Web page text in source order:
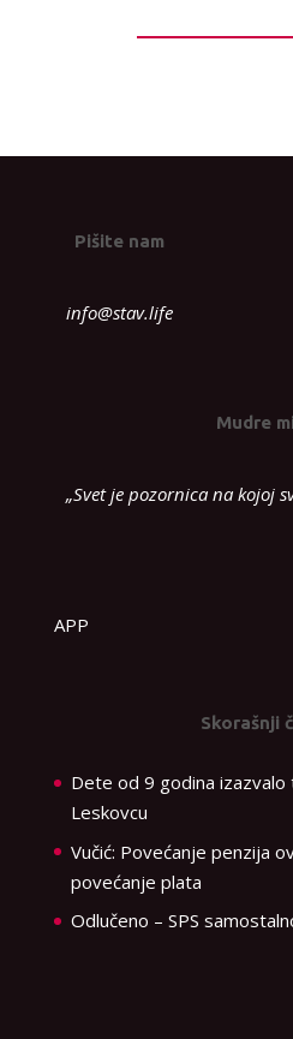
Pišite nam
info@stav.life
Mudre
„Svet je pozornica na kojoj
APP
Skorašnji
Dete od 9 godina
Leskovcu
Vučić: Povećanje penzija
povećanje plata
Odlučeno – SPS